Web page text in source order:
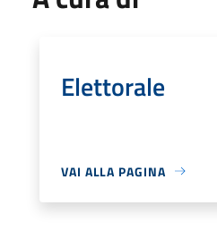
Elettorale
VAI ALLA PAGINA